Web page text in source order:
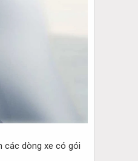
các dòng xe có gói